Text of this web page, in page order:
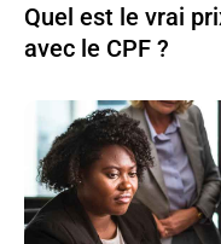
Quel est le vrai
avec le CPF ?